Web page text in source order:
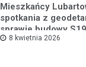
Mieszkańcy
spotkania z
sprawie budowy S19
8 kwietnia 2026